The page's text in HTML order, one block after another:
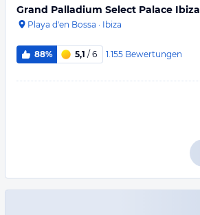
Grand Palladium Select Palace Ibiza
Playa d'en Bossa · Ibiza
88% 5,1 / 6 1.155 Bewertungen